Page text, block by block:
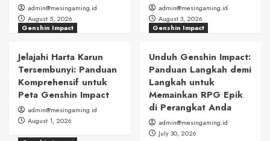
admin@mesingaming.id
August 5, 2026
admin@mesingaming.id
August 3, 2026
Genshin Impact
Jelajahi Harta Karun
Tersembunyi: Panduan
Komprehensif untuk
Peta Genshin Impact
admin@mesingaming.id
August 1, 2026
Genshin Impact
Unduh Genshin Impact:
Panduan Langkah demi
Langkah untuk
Memainkan RPG Epik
di Perangkat Anda
admin@mesingaming.id
July 30, 2026